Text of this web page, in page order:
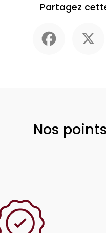
Partagez
Nos